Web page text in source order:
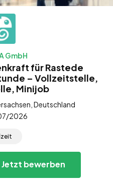
GmbH
für Rastede
– Vollzeitstelle,
Minijob
Deutschland
2026
Jetzt bewerben